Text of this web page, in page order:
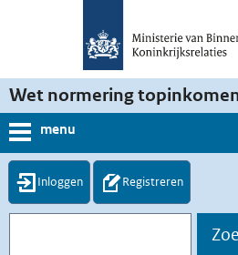
Wet normering
menu
Inloggen Registreren